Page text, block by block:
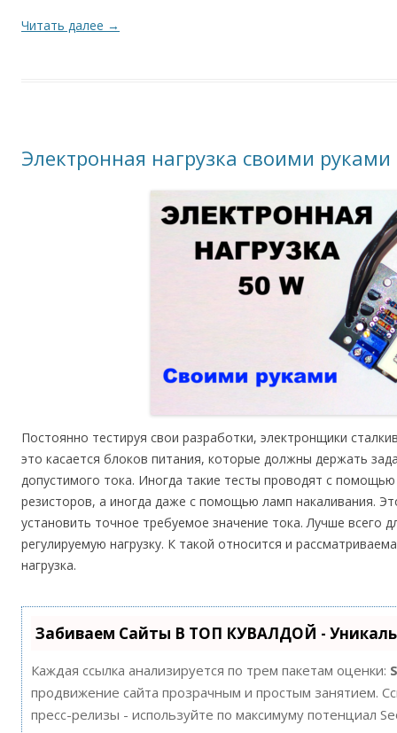
Читать далее →
Электронная нагрузка своими руками
Постоянно тестируя свои разработки, электронщики
это касается блоков питания, которые должны держать
допустимого тока. Иногда такие тесты проводят с
резисторов, а иногда даже с помощью ламп накаливания.
установить точное требуемое значение тока. Лучше всего
регулируемую нагрузку. К такой относится и
нагрузка.
Забиваем Сайты В ТОП КУВАЛДОЙ -
Каждая ссылка анализируется по трем пакетам оценки:
продвижение сайта прозрачным и простым занятием.
пресс-релизы - используйте по максимуму потенциал